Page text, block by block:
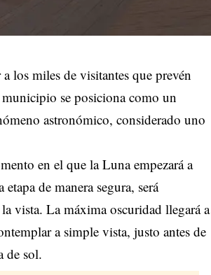
los miles de visitantes que prevén
se posiciona como un
astronómico, considerado uno
en el que la Luna empezará a
de manera segura, será
vista. La máxima oscuridad llegará a
a simple vista, justo antes de
de sol.